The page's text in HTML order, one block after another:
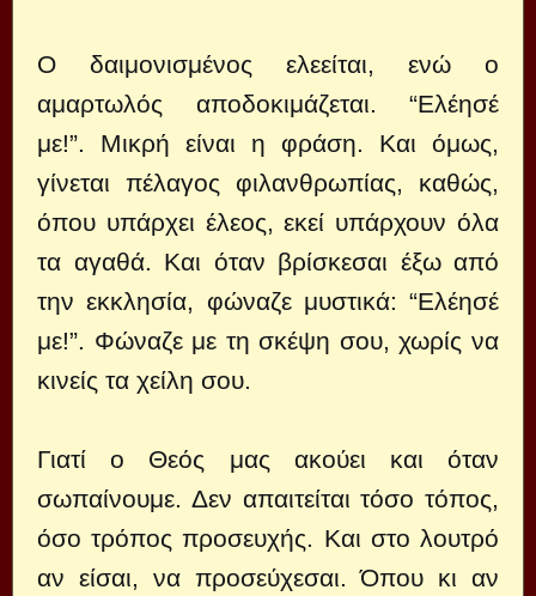
Ο δαιμονισμένος ελεείται, ενώ ο
αμαρτωλός αποδοκιμάζεται. “Ελέησέ
με!”. Μικρή είναι η φράση. Και όμως,
γίνεται πέλαγος φιλανθρωπίας, καθώς,
όπου υπάρχει έλεος, εκεί υπάρχουν όλα
τα αγαθά. Και όταν βρίσκεσαι έξω από
την εκκλησία, φώναζε μυστικά: “Ελέησέ
με!”. Φώναζε με τη σκέψη σου, χωρίς να
κινείς τα χείλη σου.
Γιατί ο Θεός μας ακούει και όταν
σωπαίνουμε. Δεν απαιτείται τόσο τόπος,
όσο τρόπος προσευχής. Και στο λουτρό
αν είσαι, να προσεύχεσαι. Όπου κι αν